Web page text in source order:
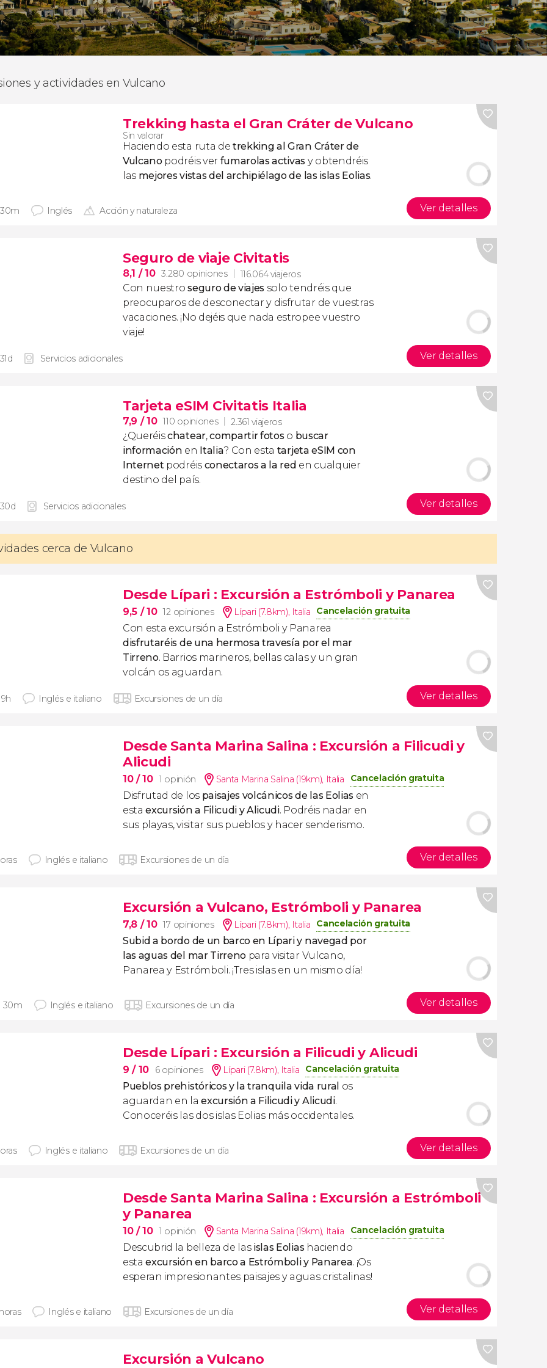
y actividades en Vulcano
Trekking hasta el Gran Cráter de Vulcano
Sin valorar
Haciendo esta ruta de trekking al Gran Cráter de
Vulcanopodréis ver fumarolas activas y obtendréis
las mejores vistas del archipiélago de las islas Eolias.
Inglés Acción y naturaleza Ver detalles
Seguro de viaje Civitatis
8,1 / 10 3.280 opiniones 116.064 viajeros
Con nuestroseguro de viajes solo tendréis que
preocuparos de desconectar y disfrutar de vuestras
vacaciones. ¡No dejéis que nada estropee vuestro
viaje!
Servicios adicionales Ver detalles
Tarjeta eSIM Civitatis Italia
7,9 / 10 110 opiniones 2.361 viajeros
¿Queréischatear,compartir fotoso buscar
información en Italia? Con esta tarjeta eSIM con
Internet podréis conectaros a la red en cualquier
destino del país.
Servicios adicionales Ver detalles
cerca de Vulcano
Desde Lípari : Excursión a Estrómboli y Panarea
9,5 / 10 12 opiniones Lípari (7.8km), Italia Cancelación gratuita
Con esta excursión a Estrómboli y Panarea
disfrutaréis de una hermosa travesía por el mar
Tirreno. Barrios marineros, bellas calas y un gran
volcán os aguardan.
Inglés e italiano Excursiones de un día Ver detalles
Desde Santa Marina Salina : Excursión a Filicudi y
Alicudi
10/ 10 1 opinión Santa Marina Salina (19km), Italia Cancelación gratuita
Disfrutad de los paisajes volcánicosde las Eolias en
esta excursión a Filicudi y Alicudi. Podréis nadar en
sus playas, visitar sus pueblos y hacer senderismo.
Inglés e italiano Excursiones de un día Ver detalles
Excursión a Vulcano, Estrómboli y Panarea
7,8 / 10 17 opiniones Lípari (7.8km), Italia Cancelación gratuita
Subid a bordo de un barco en Lípari y navegad por
las aguas del mar Tirreno para visitar Vulcano,
Panarea y Estrómboli. ¡Tres islas en un mismo día!
30m Inglés e italiano Excursiones de un día Ver detalles
Desde Lípari : Excursión a Filicudi y Alicudi
9/ 10 6 opiniones Lípari (7.8km), Italia Cancelación gratuita
Pueblos prehistóricos y la tranquila vida rural os
aguardan en la excursión a Filicudi y Alicudi.
Conoceréis las dos islas Eolias más occidentales.
Inglés e italiano Excursiones de un día Ver detalles
Desde Santa Marina Salina : Excursión a Estrómboli
y Panarea
10/ 10 1 opinión Santa Marina Salina (19km), Italia Cancelación gratuita
Descubrid la belleza de las islas Eoliashaciendo
estaexcursión en barco a Estrómboli y Panarea. ¡Os
esperan impresionantes paisajes y aguas cristalinas!
Inglés e italiano Excursiones de un día Ver detalles
Excursión a Vulcano